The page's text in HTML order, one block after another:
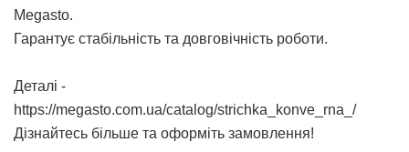
Megasto.
Гарантує стабільність та довговічність роботи.
Деталі -
https://megasto.com.ua/catalog/strichka_konve_rna_/
Дізнайтесь більше та оформіть замовлення!